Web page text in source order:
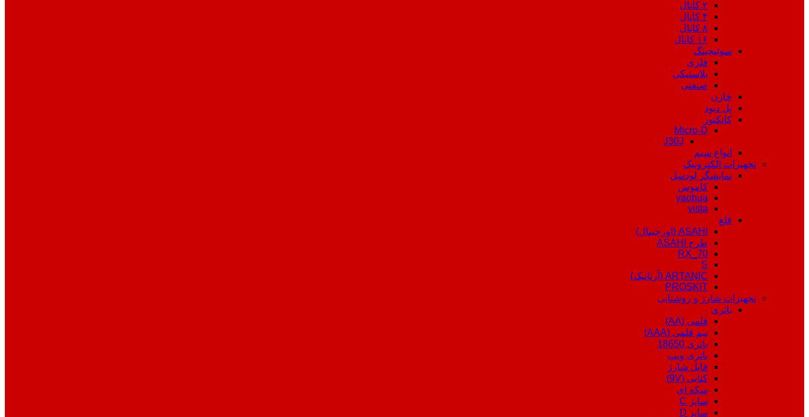
۲ کانال
۴ کانال
۸ کانال
۱۶ کانال
سوئیچینگ
فلزی
پلاستیکی
صنعتی
خازن
پل دیود
کانکتور
Micro-D
J30J
انواع سیم
تجهیزات الکترونیک
نمایشگر لودسل
کاموس
yaohua
vista
قلع
ASAHI (اورجینال)
طرح ASAHI
RX_70
S
ARTANIC (آرتانیک)
PROSKIT
تجهیزات شارژ و روشنایی
باتری
قلمی (AA)
نیم قلمی (AAA)
باتری 18650
باتری ویپ
قابل شارژ
کتابی (9V)
سکه ای
سایز C
سایز D